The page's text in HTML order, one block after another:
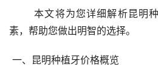
	本文将为您详细解析昆明种植牙的价格及其影响因
素，帮助您做出明智的选择。
一、昆明种植牙价格概览